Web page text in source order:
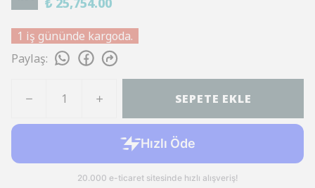
1 iş gününde kargoda.
Paylaş:
SEPETE EKLE